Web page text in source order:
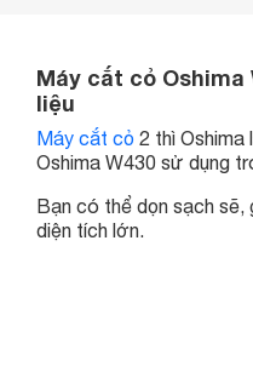
Máy cắt cỏ
liệu
Máy cắt cỏ 2 thì
Oshima W430 sử dụng
Bạn có thể dọn sạch sẽ,
diện tích lớn.